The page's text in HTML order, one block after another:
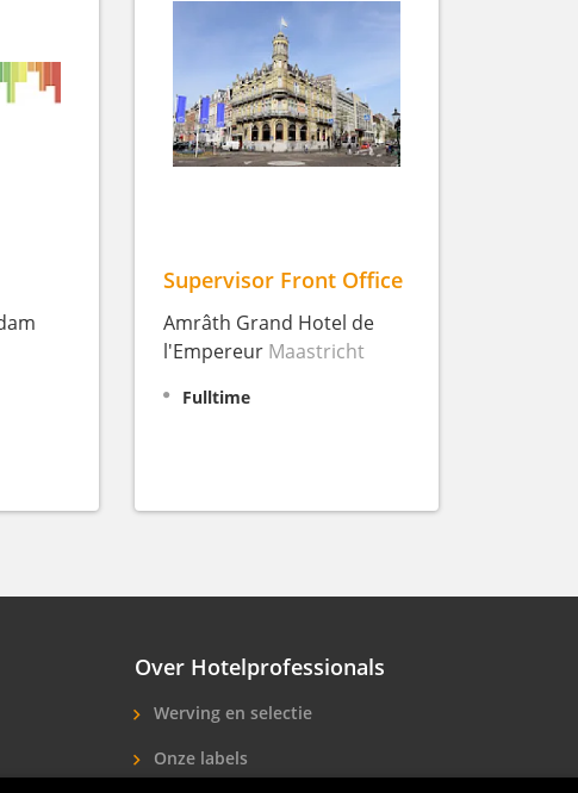
Supervisor Front Office
Amrâth Grand Hotel de
l'Empereur Maastricht
Fulltime
Over Hotelprofessionals
Werving en selectie
Onze labels